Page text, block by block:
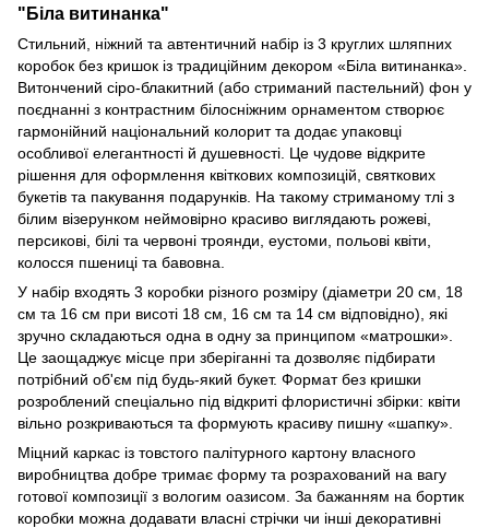
"Біла витинанка"
Стильний, ніжний та автентичний набір із 3 круглих шляпних
коробок без кришок із традиційним декором «Біла витинанка».
Витончений сіро-блакитний (або стриманий пастельний) фон у
поєднанні з контрастним білосніжним орнаментом створює
гармонійний національний колорит та додає упаковці
особливої елегантності й душевності. Це чудове відкрите
рішення для оформлення квіткових композицій, святкових
букетів та пакування подарунків. На такому стриманому тлі з
білим візерунком неймовірно красиво виглядають рожеві,
персикові, білі та червоні троянди, еустоми, польові квіти,
колосся пшениці та бавовна.
У набір входять 3 коробки різного розміру (діаметри 20 см, 18
см та 16 см при висоті 18 см, 16 см та 14 см відповідно), які
зручно складаються одна в одну за принципом «матрошки».
Це заощаджує місце при зберіганні та дозволяє підбирати
потрібний об'єм під будь-який букет. Формат без кришки
розроблений спеціально під відкриті флористичні збірки: квіти
вільно розкриваються та формують красиву пишну «шапку».
Міцний каркас із товстого палітурного картону власного
виробництва добре тримає форму та розрахований на вагу
готової композиції з вологим оазисом. За бажанням на бортик
коробки можна додавати власні стрічки чи інші декоративні